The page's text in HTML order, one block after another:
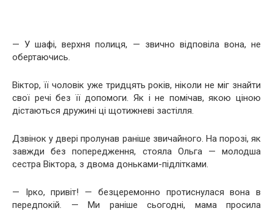
— У шафі, верхня полиця, — звично відповіла вона, не
обертаючись.
Віктор, її чоловік уже тридцять років, ніколи не міг знайти
свої речі без її допомоги. Як і не помічав, якою ціною
дістаються дружині ці щотижневі застілля.
Дзвінок у двері пролунав раніше звичайного. На порозі, як
завжди без попередження, стояла Ольга — молодша
сестра Віктора, з двома доньками-підлітками.
— Ірко, привіт! — безцеремонно протиснулася вона в
передпокій. — Ми раніше сьогодні, мама просила